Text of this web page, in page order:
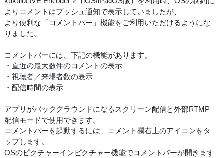
よりコメントはプッシュ通知で表示していましたが、
より便利な「コメントバー」機能をご利用いただけるようにな
りました。
コメントバーには、下記の機能があります。
・直近の最大数件のコメントの表示
・視聴者／来場者数の表示
・配信時間の表示
アプリがバックグラウンドになるスクリーン配信と外部RTMP
配信モードで使用できます。
コメントバーを起動するには、コメント欄右上のアイコンをタ
ップします。
OSのピクチャーインピクチャー機能でコメントバーが開きます